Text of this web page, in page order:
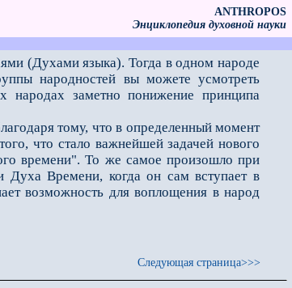
ANTHROPOS
Энциклопедия духовной науки
(Духами языка). Тогда в одном народе
народностей вы можете усмотреть
народах заметно понижение принципа
тому, что в определенный момент
что стало важнейшей задачей нового
времени". То же самое произошло при
Духа Времени, когда он сам вступает в
возможность для воплощения в народ
Следующая страница>>>